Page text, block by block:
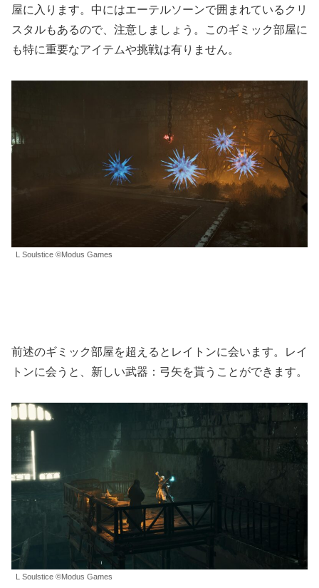
屋に入ります。中にはエーテルソーンで囲まれているクリ
スタルもあるので、注意しましょう。このギミック部屋に
も特に重要なアイテムや挑戦は有りません。
L Soulstice ©Modus Games
前述のギミック部屋を超えるとレイトンに会います。レイ
トンに会うと、新しい武器：弓矢を貰うことができます。
L Soulstice ©Modus Games